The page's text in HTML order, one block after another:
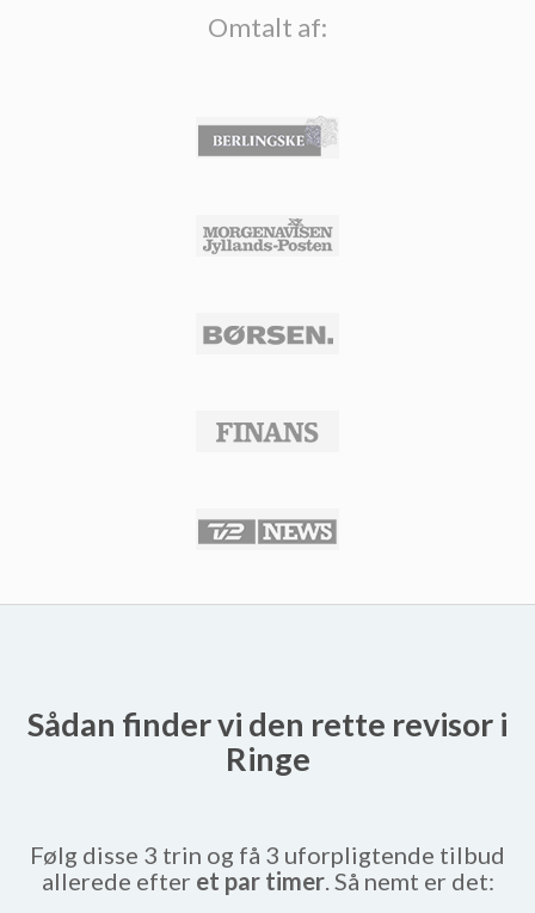
Omtalt af:
Sådan finder vi den rette revisor i
Ringe
Følg disse 3 trin og få 3 uforpligtende tilbud
allerede efter et par timer. Så nemt er det: